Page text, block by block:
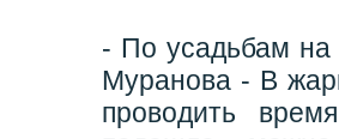
- По усадьбам
Муранова - В
проводить